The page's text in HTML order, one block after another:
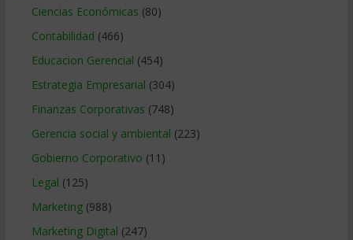
Ciencias Económicas (80)
Contabilidad (466)
Educacion Gerencial (454)
Estrategia Empresarial (304)
Finanzas Corporativas (748)
Gerencia social y ambiental (223)
Gobierno Corporativo (11)
Legal (125)
Marketing(988)
Marketing Digital (247)